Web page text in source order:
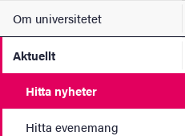
Om universitetet
Aktuellt
Hitta nyheter
Hitta evenemang